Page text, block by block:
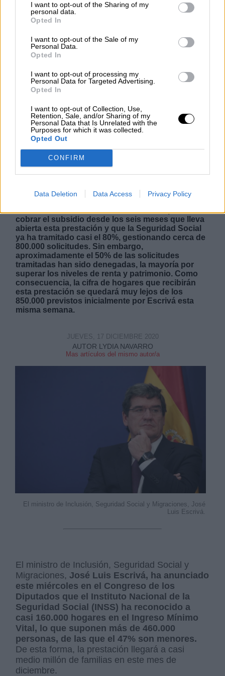
I want to opt-out of the Sharing of my
personal data.
Opted In
I want to opt-out of the Sale of my
Personal Data.
Opted In
I want to opt-out of processing my
Personal Data for Targeted Advertising.
Opted In
I want to opt-out of Collection, Use,
Retention, Sale, and/or Sharing of my
Personal Data that Is Unrelated with the
Purposes for which it was collected.
Opted Out
CONFIRM
Data Deletion Data Access Privacy Policy
NOTICIAS MAS VISTAS
LABERINTO ESPAÑOL | L A I.A. Y SUS CONSECUENCIAS
160.000 hogares más cobrarán en
diciembre el Ingreso Mínimo Vital
Casi 160.000 familias españolas en las que
conviven más de 460.000 personas recibirán en el
mes de diciembre el Ingreso Mínimo Vital, tal y
de Inclusión, Seguridad Social y Migraciones,
han recibido 1,1 millones de solicitudes para
cobrar el subsidio desde los seis meses que lleva
abierta esta prestación y que la Seguridad Social
ya ha tramitado casi el 80%, gestionando cerca de
800.000 solicitudes. Sin embargo,
aproximadamente el 50% de las solicitudes
tramitadas han sido denegadas, la mayoría por
superar los niveles de renta y patrimonio. Como
consecuencia, la cifra de hogares que recibirán
esta prestación se quedará muy lejos de los
850.000 previstos inicialmente por Escrivá esta
misma semana.
AUTOR LYDIA NAVARRO
Mas artículos del mismo autor/a
JUEVES, 17 DICIEMBRE 2020
El ministro de Inclusión, Seguridad Social y Migraciones, José
Luis Escrivá.
El ministro de Inclusión, Seguridad Social y
Migraciones, José Luis Escrivá, ha anunciado
este miércoles en el Congreso de los
Diputados que el Instituto Nacional de la
Seguridad Social (INSS) ha reconocido a
casi 160.000 hogares en el Ingreso Mínimo
Vital, lo que suponen más de 460.000
personas, de las que el 47% son menores.
De esta forma, la prestación llegará a casi
medio millón de familias en este mes de
diciembre.